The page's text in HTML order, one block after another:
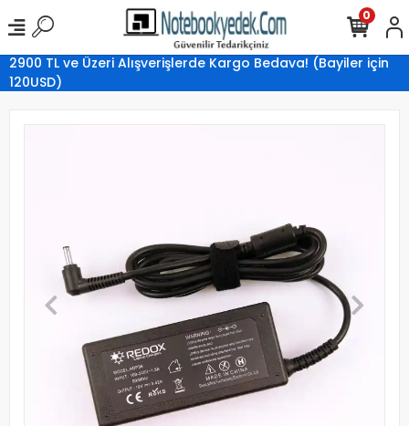
2900 TL ve Üzeri Alışverişlerde Kargo Bedava! (Bayiler için
120USD)
0